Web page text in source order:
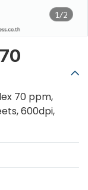
1/2
70 ppm,
600dpi,